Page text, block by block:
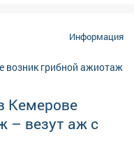
ремонта
характера.
можно
по адресу пр.
граждан.
2-75-04.
Информация
Кемерове
– везут аж с